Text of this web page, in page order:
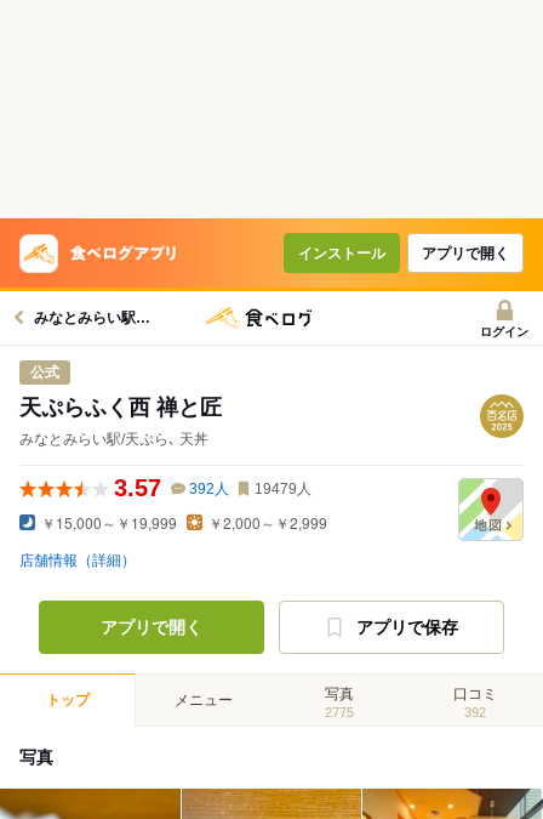
インストール アプリで開く
みなとみらい駅グルメへ
ログイン
公式
天ぷらふく西 禅と匠
みなとみらい駅/天ぷら､ 天丼
3.57 392 人 19479 人
￥15,000～￥19,999 ￥2,000～￥2,999
店舗情報（詳細）
アプリで開く アプリで保存
トップ メニュー 写真
2775
口コミ
392
写真